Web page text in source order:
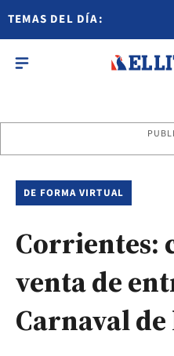
TEMAS DEL DÍA:
DE FORMA VIRTUAL
Corrientes:
venta de
Carnaval